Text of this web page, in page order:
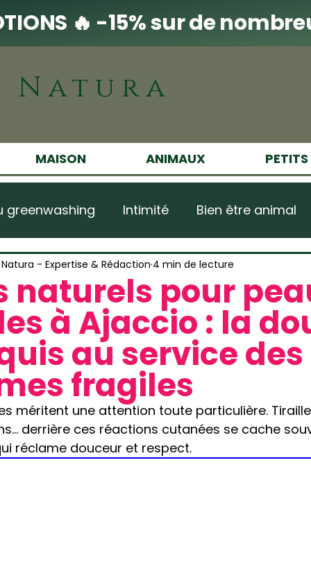
🔥 -15% sur de
Natura
MAISON ANIMAUX
greenwashing Intimité Bien être animal
Recettes maison produits ménagers
Ingrédients naturels
naturels pour
à Ajaccio : la
au service des
fragiles
Natura - Expertise & Rédaction 4 min de lecture
méritent une attention toute particulière.
derrière ces réactions cutanées se cache
réclame douceur et respect.